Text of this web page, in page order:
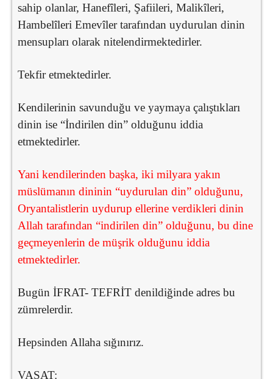
sahip olanlar, Hanefîleri, Şafiileri, Malikîleri,
Hambelîleri Emevîler tarafından uydurulan dinin
mensupları olarak nitelendirmektedirler.
Tekfir etmektedirler.
Kendilerinin savunduğu ve yaymaya çalıştıkları
dinin ise “İndirilen din” olduğunu iddia
etmektedirler.
Yani kendilerinden başka, iki milyara yakın
müslümanın dininin “uydurulan din” olduğunu,
Oryantalistlerin uydurup ellerine verdikleri dinin
Allah tarafından “indirilen din” olduğunu, bu dine
geçmeyenlerin de müşrik olduğunu iddia
etmektedirler.
Bugün İFRAT- TEFRİT denildiğinde adres bu
zümrelerdir.
Hepsinden Allaha sığınırız.
VASAT: